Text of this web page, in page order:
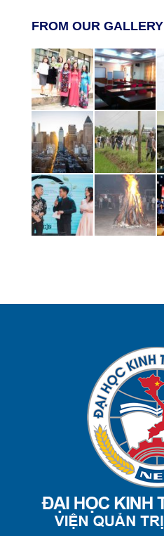
FROM OUR GALLERY